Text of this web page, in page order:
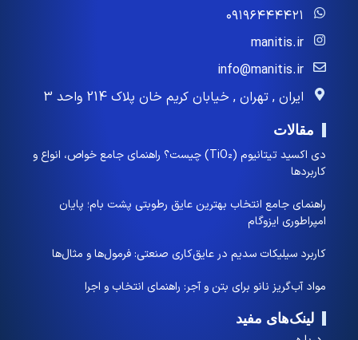
۰۹۱۹۶۴۴۴۴۲۱
manitis.ir
info@manitis.ir
ایران , تهران , خیابان کریم خان پلاک 214 واحد 3
مقالات
دی اکسید تیتانیوم (TiO₂) چیست؟ راهنمای جامع خواص، انواع و
کاربردها
راهنمای جامع انتخاب بهترین عایق رطوبتی پشت بام؛ پایان
امپراطوری ایزوگام
کاربرد سیلیکات سدیم در عایق‌کاری صنعتی: فرمول‌ها و مثال‌ها
مواد آب‌گریز نانو برای بتن و آجر: راهنمای انتخاب و اجرا
لینک‌های مفید